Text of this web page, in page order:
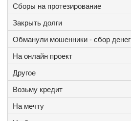
Сборы на протезирование
Закрыть долги
Обманули мошенники - сбор денег
На онлайн проект
Другое
Возьму кредит
На мечту